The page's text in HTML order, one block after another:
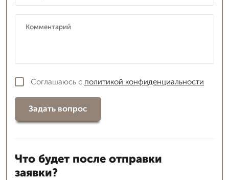
Соглашаюсь с политикой конфиденциальности
Задать вопрос
Что будет после отправки
заявки?